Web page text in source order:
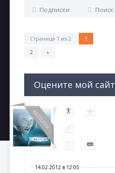
Подписки
Поиск
Страница 1 из 2
1
2
»
Оцените мой сайт
exclusiv...
14.02.2012 в 12:05